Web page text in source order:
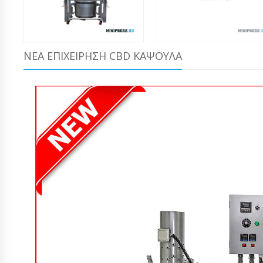
ΝΈΑ ΕΠΙΧΕΊΡΗΣΗ CBD ΚΆΨΟΥΛΑ